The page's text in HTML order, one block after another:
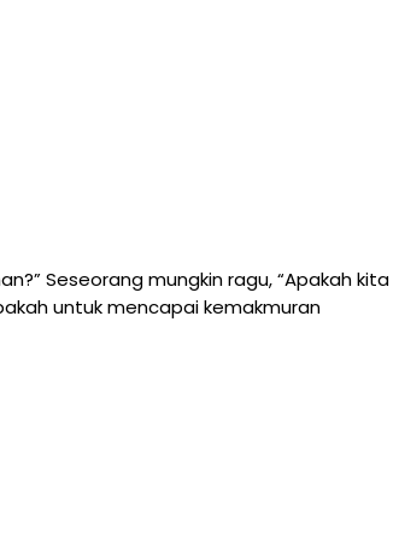
Seseorang mungkin ragu, “Apakah kita
untuk mencapai kemakmuran